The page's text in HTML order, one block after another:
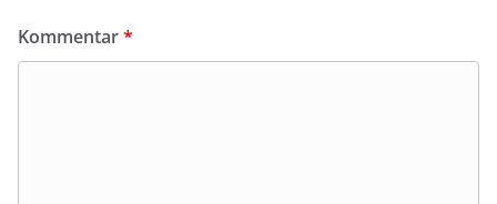
Kommentar*